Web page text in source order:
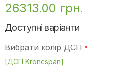
26313.00 грн.
Доступні варіанти
Вибрати колір ДСП
[ДСП Kronospan]